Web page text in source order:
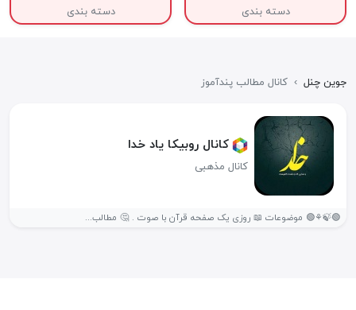
دسته بندی
دسته بندی
جوین چنل › کانال مطالب پندآموز
کانال روبیکا یاد خدا
کانال مذهبی
🟢🍃⚘🟢 موضوعات 📖 روزی یک صفحه قرآن با صوت . 🤔 مطالب...